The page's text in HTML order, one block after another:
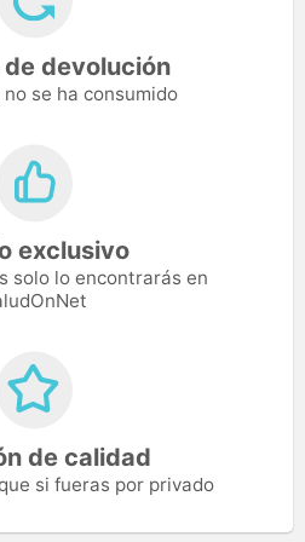
devolución
se ha consumido
exclusivo
solo lo encontrarás en
de calidad
si fueras por privado